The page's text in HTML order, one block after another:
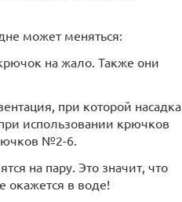
может меняться:
на жало. Также они
при которой насадка
использовании крючков
№2-6.
на пару. Это значит, что
окажется в воде!